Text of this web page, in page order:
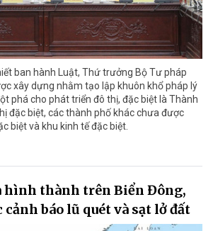
ban hành Luật, Thứ trưởng Bộ Tư pháp
xây dựng nhằm tạo lập khuôn khổ pháp lý
phá cho phát triển đô thị, đặc biệt là Thành
đặc biệt, các thành phố khác chưa được
biệt và khu kinh tế đặc biệt.
hình thành trên Biển Đông,
cảnh báo lũ quét và sạt lở đất